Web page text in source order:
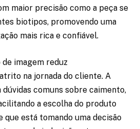
maior precisão como a peça se
biotipos, promovendo uma
mais rica e confiável.
imagem reduz
na jornada do cliente. A
comuns sobre caimento,
a escolha do produto
está tomando uma decisão